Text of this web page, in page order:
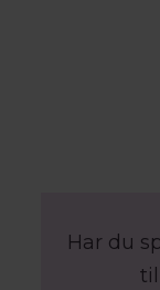
Har du